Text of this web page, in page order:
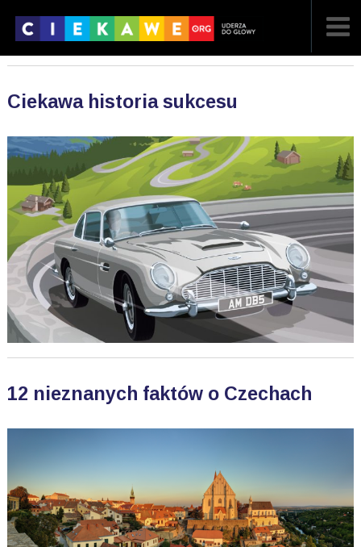
Ciekawa historia sukcesu
12 nieznanych faktów o Czechach
LOSOWE
A ARTYKUŁY
FILMY
G GALERIA
REGULAMIN